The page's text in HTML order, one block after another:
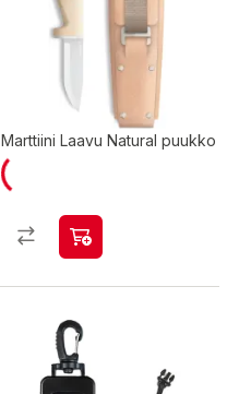
Marttiini Laavu Natural puukko